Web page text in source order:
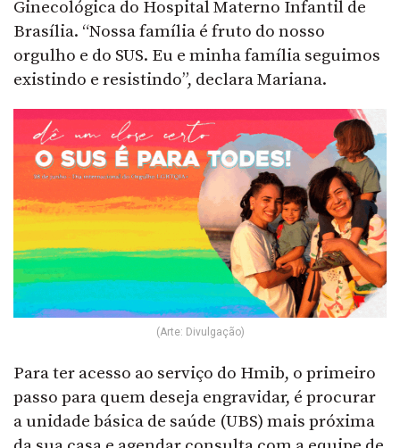
Ginecológica do Hospital Materno Infantil de
Brasília. “Nossa família é fruto do nosso
orgulho e do SUS. Eu e minha família seguimos
existindo e resistindo”, declara Mariana.
(Arte: Divulgação)
Para ter acesso ao serviço do Hmib, o primeiro
passo para quem deseja engravidar, é procurar
a unidade básica de saúde (UBS) mais próxima